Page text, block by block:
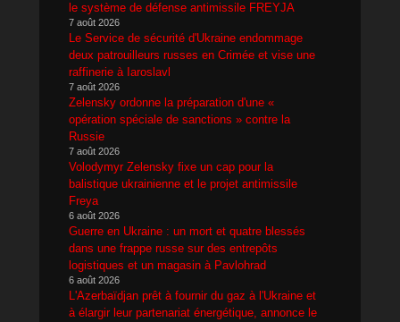
le système de défense antimissile FREYJA
7 août 2026
Le Service de sécurité d'Ukraine endommage
deux patrouilleurs russes en Crimée et vise une
raffinerie à Iaroslavl
7 août 2026
Zelensky ordonne la préparation d'une «
opération spéciale de sanctions » contre la
Russie
7 août 2026
Volodymyr Zelensky fixe un cap pour la
balistique ukrainienne et le projet antimissile
Freya
6 août 2026
Guerre en Ukraine : un mort et quatre blessés
dans une frappe russe sur des entrepôts
logistiques et un magasin à Pavlohrad
6 août 2026
L'Azerbaïdjan prêt à fournir du gaz à l'Ukraine et
à élargir leur partenariat énergétique, annonce le